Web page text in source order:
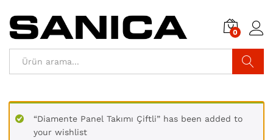
0
“Diamente Panel Takımı Çiftli” has been added to
your wishlist